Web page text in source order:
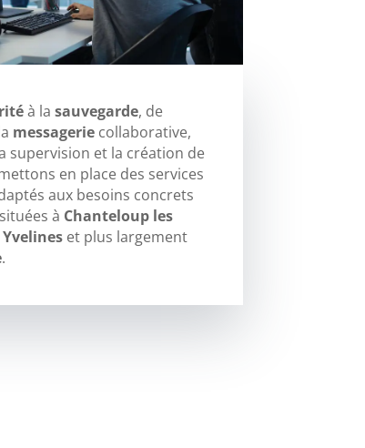
à la sauvegarde, de
messageriecollaborative,
supervision et la création de
en place des services
aux besoins concrets
à Chanteloup les
Yvelineset plus largement
.